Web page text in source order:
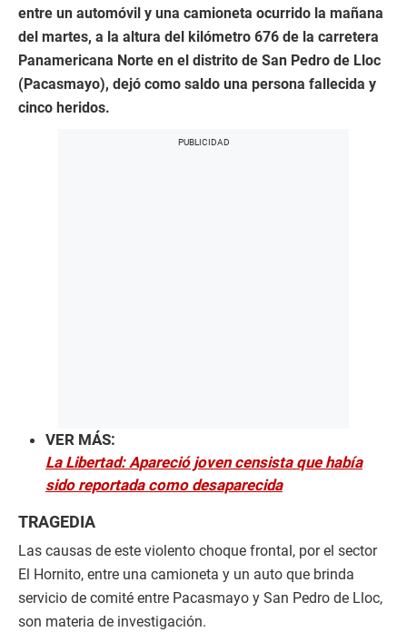
entre un automóvil y una camioneta ocurrido la mañana
del martes, a la altura del kilómetro 676 de la carretera
Panamericana Norte en el distrito de San Pedro de Lloc
(Pacasmayo), dejó como saldo una persona fallecida y
cinco heridos.
VER MÁS:
La Libertad: Apareció joven censista que había
sido reportada como desaparecida
TRAGEDIA
Las causas de este violento choque frontal, por el sector
El Hornito, entre una camioneta y un auto que brinda
servicio de comité entre Pacasmayo y San Pedro de Lloc,
son materia de investigación.